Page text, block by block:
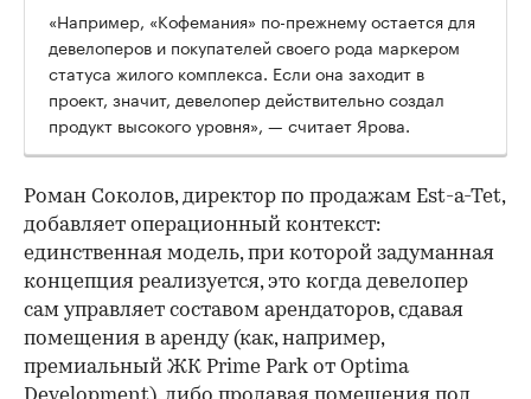
«Например, «Кофемания» по-прежнему остается для
девелоперов и покупателей своего рода маркером
статуса жилого комплекса. Если она заходит в
проект, значит, девелопер действительно создал
продукт высокого уровня», — считает Ярова.
Роман Соколов, директор по продажам Est-a-Tet,
добавляет операционный контекст:
единственная модель, при которой задуманная
концепция реализуется, это когда девелопер
сам управляет составом арендаторов, сдавая
помещения в аренду (как, например,
премиальный ЖК Prime Park от Optima